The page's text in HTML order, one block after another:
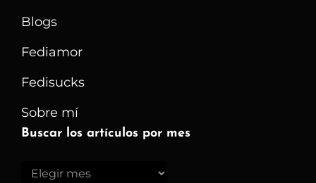
Blogs
Fediamor
Fedisucks
Sobre mí
Buscar los artículos por mes
Buscar